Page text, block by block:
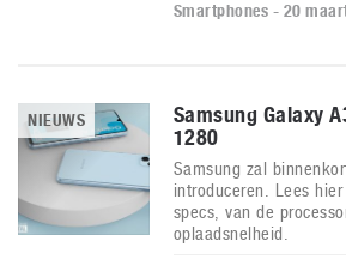
Smartphones - 20
NIEUWS
Samsung Galaxy
1280
Samsung zal
introduceren. Lees
specs, van de
oplaadsnelheid.